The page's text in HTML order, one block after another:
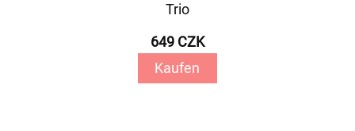
Trio
649 CZK
Kaufen